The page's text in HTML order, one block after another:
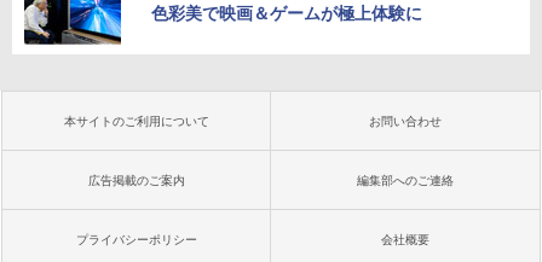
色彩美で映画＆ゲームが極上体験に
本サイトのご利用について お問い合わせ
広告掲載のご案内 編集部へのご連絡
プライバシーポリシー 会社概要